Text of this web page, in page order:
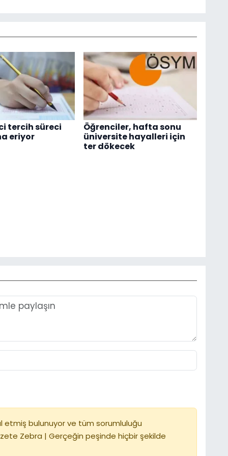
tercih süreci
eriyor
Öğrenciler, hafta sonu
üniversite hayalleri için
ter dökecek
etmiş bulunuyor ve tüm sorumluluğu
Zebra | Gerçeğin peşinde hiçbir şekilde